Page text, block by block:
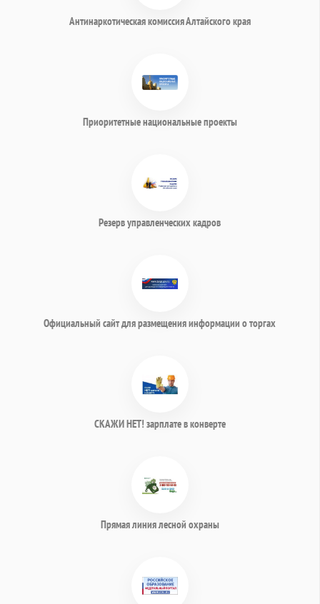
Антинаркотическая комиссия Алтайского края
Приоритетные национальные проекты
Резерв управленческих кадров
Официальный сайт для размещения информации о торгах
СКАЖИ НЕТ! зарплате в конверте
Прямая линия лесной охраны